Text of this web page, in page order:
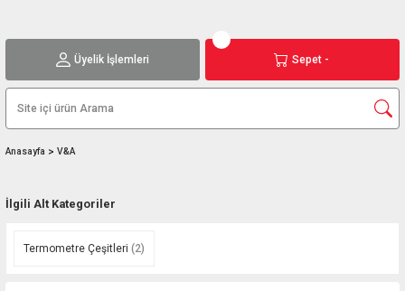
Üyelik İşlemleri Sepet -
Anasayfa V&A
İlgili Alt Kategoriler
Termometre Çeşitleri (2)